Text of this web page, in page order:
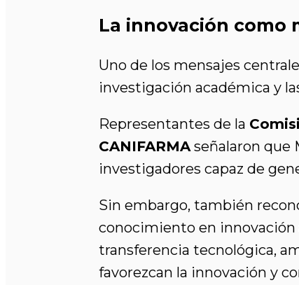
La innovación como
Uno de los mensajes
investigación académica y
Representantes de la
CANIFARMAseñalaron que
investigadores capaz de
Sin embargo, también
conocimiento en innovación
transferencia tecnológica,
favorezcan la innovación y